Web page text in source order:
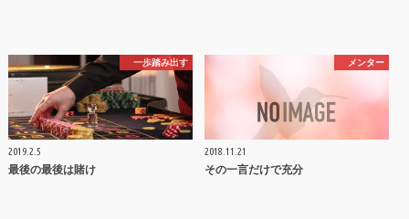
一歩踏み出す
2019.2.5
最後の最後は賭け
メンター
2018.11.21
その一言だけで充分